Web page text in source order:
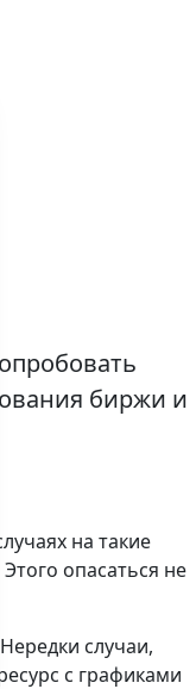
биржи и
на такие
опасаться не
случаи,
с графиками